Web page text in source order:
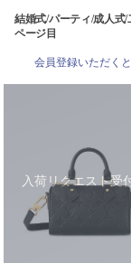
結婚式/パーティ/成人式
ページ目
会員登録いただく
入荷リクエスト受